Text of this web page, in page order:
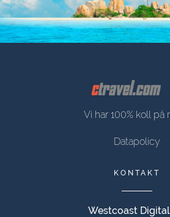
Vi har 100% koll på
Datapolicy
KONTAKT
Westcoast